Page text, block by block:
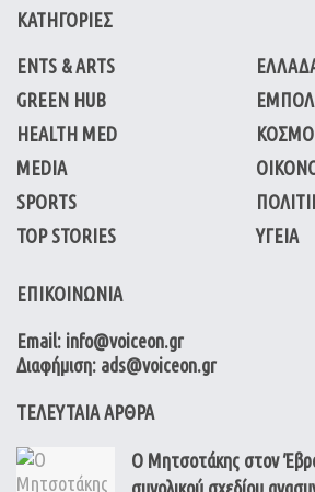
ΚΑΤΗΓΟΡΙΕΣ
ENTS & ARTS
GREEN HUB
HEALTH MED
MEDIA
SPORTS
TOP STORIES
ΥΓΕΙΑ
ΕΠΙΚΟΙΝΩΝΙΑ
Email: info@voiceon.gr
Διαφήμιση: ads@voiceon.gr
ΤΕΛΕΥΤΑΙΑ ΑΡΘΡΑ
Ο Μητσοτάκης στον